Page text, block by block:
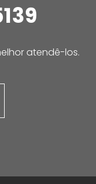
atendê-los.